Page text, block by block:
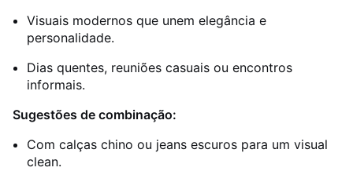
Visuais modernos que unem elegância e
personalidade.
Dias quentes, reuniões casuais ou encontros
informais.
Sugestões de combinação:
Com calças chino ou jeans escuros para um visual
clean.